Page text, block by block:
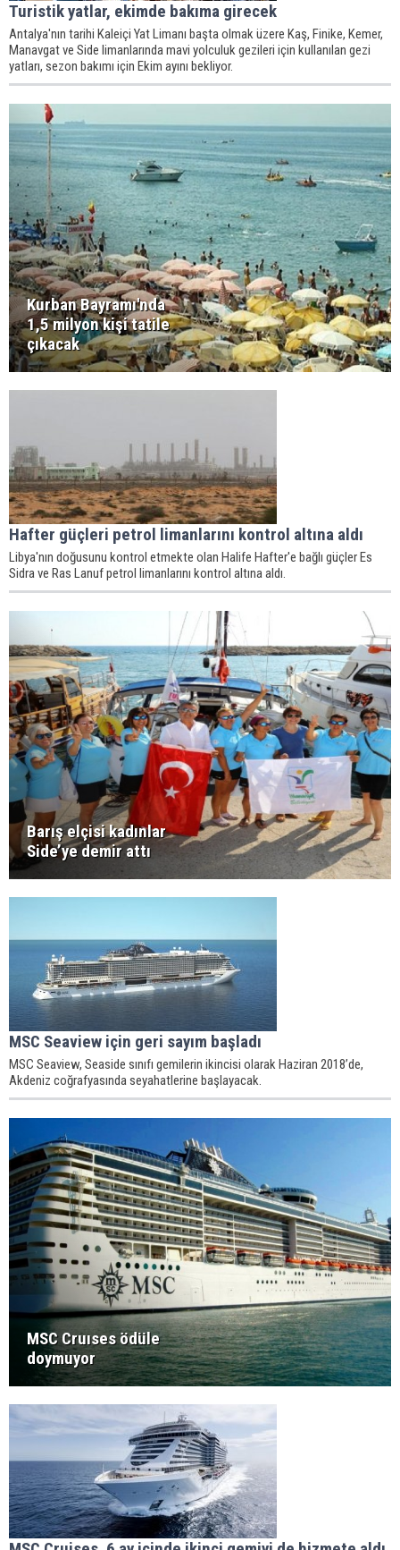
Turistik yatlar, ekimde bakıma girecek
Antalya'nın tarihi Kaleiçi Yat Limanı başta olmak üzere Kaş, Finike, Kemer,
Manavgat ve Side limanlarında mavi yolculuk gezileri için kullanılan gezi
yatları, sezon bakımı için Ekim ayını bekliyor.
Kurban Bayramı'nda
1,5 milyon kişi tatile
çıkacak
Hafter güçleri petrol limanlarını kontrol altına aldı
Libya'nın doğusunu kontrol etmekte olan Halife Hafter'e bağlı güçler Es
Sidra ve Ras Lanuf petrol limanlarını kontrol altına aldı.
Barış elçisi kadınlar
Side’ye demir attı
MSC Seaview için geri sayım başladı
MSC Seaview, Seaside sınıfı gemilerin ikincisi olarak Haziran 2018’de,
Akdeniz coğrafyasında seyahatlerine başlayacak.
MSC Cruıses ödüle
doymuyor